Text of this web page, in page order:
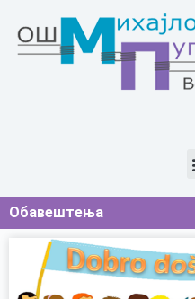
Обавештења